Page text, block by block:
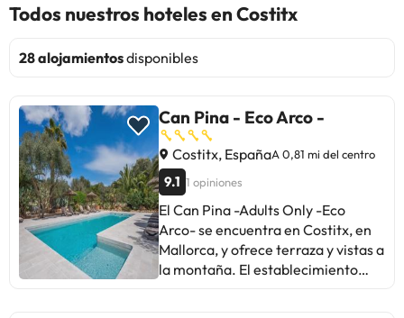
Todos nuestros hoteles en Costitx
28 alojamientosdisponibles
Can Pina - Eco Arco -
Costitx, EspañaA 0,81 mi del centro
9.1 1 opiniones
El Can Pina -Adults Only -Eco
Arco- se encuentra en Costitx, en
Mallorca, y ofrece terraza y vistas a
la montaña. El establecimiento